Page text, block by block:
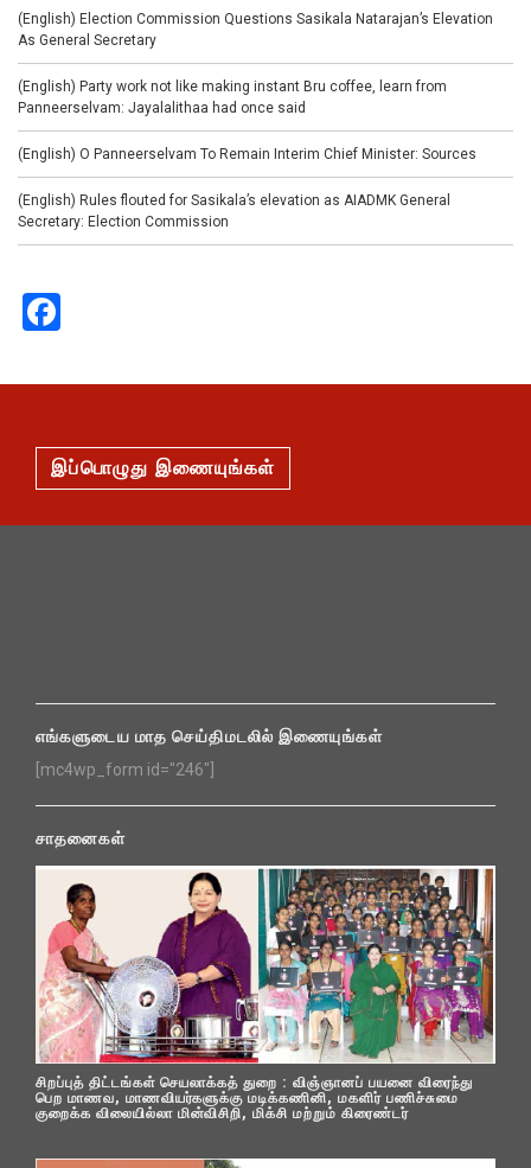
(English) Election Commission Questions Sasikala Natarajan’s Elevation
As General Secretary
(English) Party work not like making instant Bru coffee, learn from
Panneerselvam: Jayalalithaa had once said
(English) O Panneerselvam To Remain Interim Chief Minister: Sources
(English) Rules flouted for Sasikala’s elevation as AIADMK General
Secretary: Election Commission
இப்பொழுது இணையுங்கள்
எங்களுடைய மாத செய்திமடலில் இணையுங்கள்
[mc4wp_form id="246"]
சாதனைகள்
சிறப்புத் திட்டங்கள் செயலாக்கத் துறை : விஞ்ஞானப் பயனை விரைந்து
பெற மாணவ, மாணவியர்களுக்கு மடிக்கணினி, மகளிர் பணிச்சுமை
குறைக்க விலையில்லா மின்விசிறி, மிக்சி மற்றும் கிரைண்டர்